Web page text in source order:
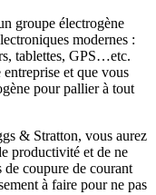
groupe électrogène
modernes :
tablettes, GPS…etc.
et que vous
pour pallier à tout
& Stratton, vous aurez
productivité et de ne
de coupure de courant
à faire pour ne pas